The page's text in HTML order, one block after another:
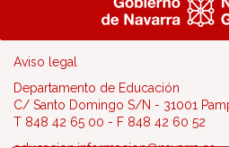
Aviso legal
Departamento de Educación
C/ Santo Domingo S/N - 31001
T 848 42 65 00 - F 848 42 60 52